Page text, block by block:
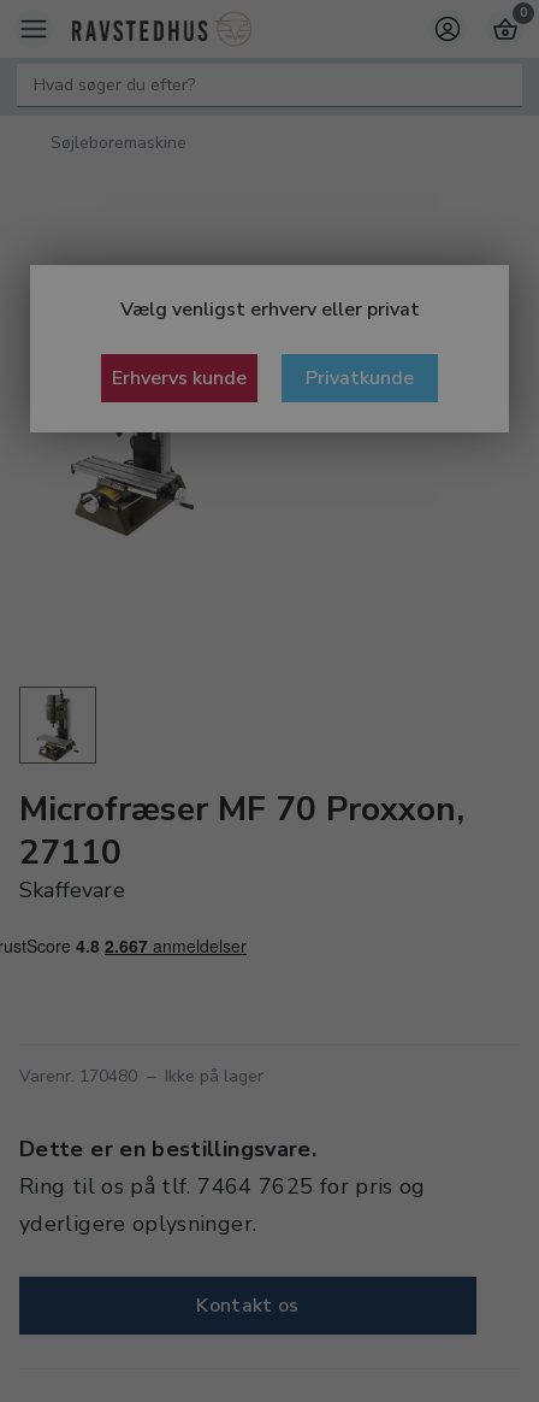
Vælg venligst erhverv eller privat
Erhvervs kunde Privatkunde
0
Søjleboremaskine
Microfræser MF 70 Proxxon,
27110
Skaffevare
Varenr. 170480 – Ikke på lager
Dette er en bestillingsvare.
Ring til os på tlf. 7464 7625 for pris og
yderligere oplysninger.
Kontakt os